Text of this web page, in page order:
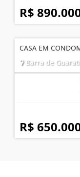
R$
CASA EM
Barra de
R$